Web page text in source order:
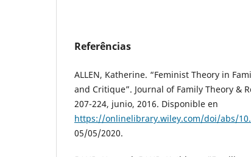
Referências
ALLEN, Katherine. “Feminist Theory in
and Critique”. Journal of Family Theory &
207-224, junio, 2016. Disponible en
https://onlinelibrary.wiley.com/doi/abs/
05/05/2020.